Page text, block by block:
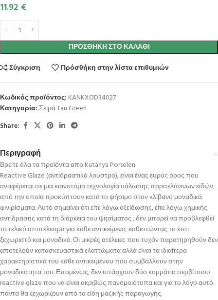
11.92 €
ΠΡΟΣΘΉΚΗ ΣΤΟ ΚΑΛΆΘΙ
Σύγκριση
Πρόσθήκη στην λίστα επιθυμιών
Κωδικός προϊόντος: KANKXOD34027
Κατηγορία:Σειρά Tan Green
Share:
Περιγραφή
Βρείτε όλα τα προϊόντα απο Kutahya Porselen
Reactive Glaze (αντιδραστικό λούστρο), είναι ένας ευρύς όρος που
αναφέρεται σε μια καινοτόμο τεχνολογία υάλωσης πορσελάνινων ειδών,
από την οποία προκύπτουν κατά το ψήσιμο στον κλίβανο μοναδικά
φινιρίσματα. Αυτό σημαίνει ότι είτε λόγω οξείδωσης, είτε λόγω χημικής
αντίδρασης κατά τη διάρκεια του ψησίματος , δεν μπορεί να προβλεφθεί
το τελικό αποτέλεσμα για κάθε αντικείμενο, καθιστώντας το έτσι
ξεχωριστό και μοναδικό. Οι μικρές ατέλειες που τυχόν παρατηρηθούν δεν
αποτελούν κατασκευαστικά ελαττώματα αλλά είναι τα ιδιαίτερα
χαρακτηριστικά του κάθε αντικειμένου που συμβάλλουν στην
μοναδικότητα του. Επομένως, δεν υπάρχουν δύο κομμάτια σερβίτσιου
reactive glaze που να είναι ακριβώς πανομοιότυπα και για το λόγο αυτό
πάντα θα ξεχωρίζουν από τα είδη μαζικής παραγωγής.